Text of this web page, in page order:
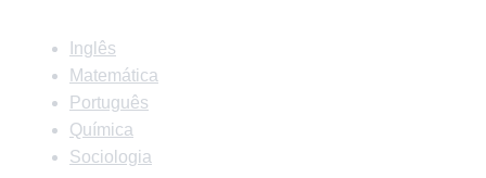
Inglês
Matemática
Português
Química
Sociologia